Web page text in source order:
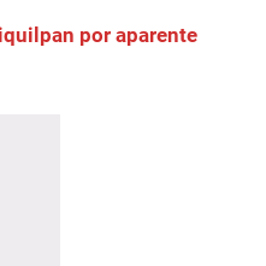
por aparente